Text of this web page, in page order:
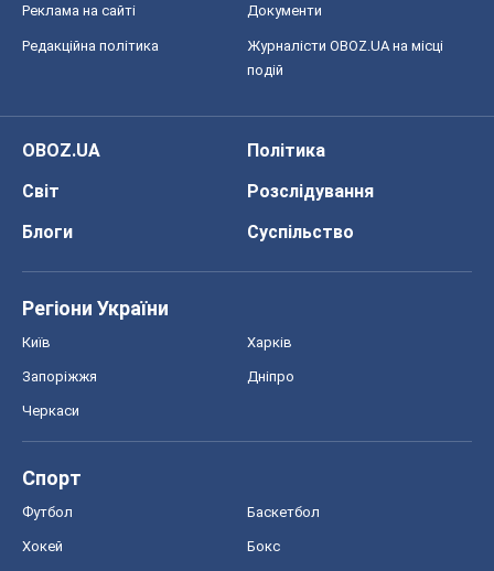
Реклама на сайті Документи
Редакційна політика
Журналісти OBOZ.UA на місці
подій
OBOZ.UA
Політика
Світ
Розслідування
Блоги
Суспільство
Регіони України
Київ Харків
Запоріжжя Дніпро
Черкаси
Спорт
Футбол Баскетбол
Хокей Бокс